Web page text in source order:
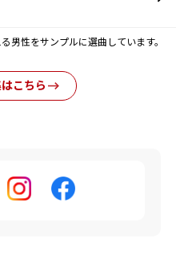
男性をサンプルに選曲しています。
こちら